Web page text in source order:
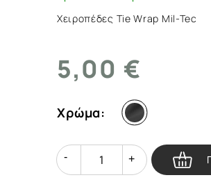
ArmyMarket.gr
Χειροπέδες Tie Wrap Mil-Tec
5,00 €
Χρώμα:
Quantity
Quantity